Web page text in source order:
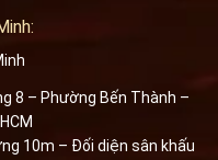
8 – Phường Bến Thành –
10m – Đối diện sân khấu